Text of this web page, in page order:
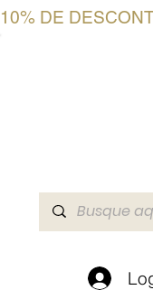
10% DE